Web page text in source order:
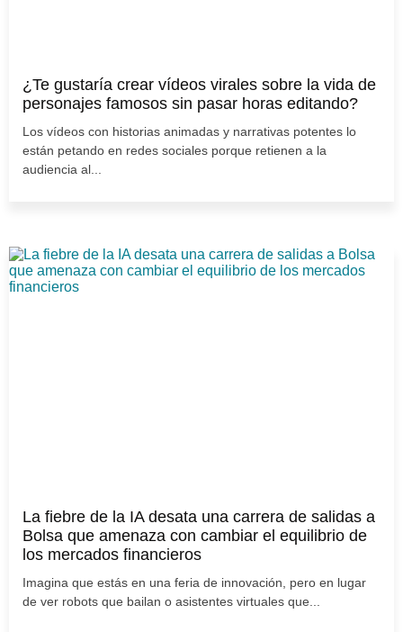
¿Te gustaría crear vídeos virales sobre la vida de
personajes famosos sin pasar horas editando?
Los vídeos con historias animadas y narrativas potentes lo
están petando en redes sociales porque retienen a la
audiencia al...
La fiebre de la IA desata una carrera de salidas a
Bolsa que amenaza con cambiar el equilibrio de
los mercados financieros
Imagina que estás en una feria de innovación, pero en lugar
de ver robots que bailan o asistentes virtuales que...